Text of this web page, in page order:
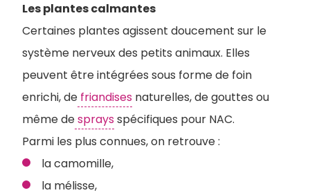
Les plantes calmantes
Certaines plantes agissent doucement sur le
système nerveux des petits animaux. Elles
peuvent être intégrées sous forme de foin
enrichi, de friandises naturelles, de gouttes ou
même desprays spécifiques pour NAC.
Parmi les plus connues, on retrouve :
la camomille,
la mélisse,